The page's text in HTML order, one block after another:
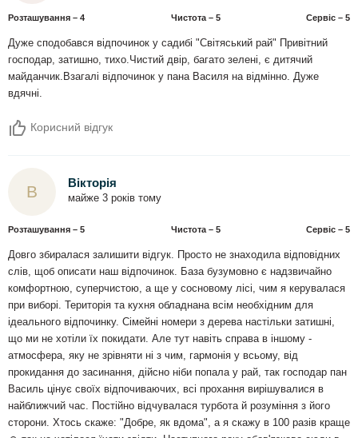
Розташування – 4 Чистота – 5 Сервіс – 5
Дуже сподобався відпочинок у садибі "Світяський рай" Привітний
господар, затишно, тихо.Чистий двір, багато зелені, є дитячий
майданчик.Взагалі відпочинок у пана Василя на відмінно. Дуже
вдячні.
Корисний відгук
В Вікторія
майже 3 років тому
Розташування – 5 Чистота – 5 Сервіс – 5
Довго збиралася залишити відгук. Просто не знаходила відповідних
слів, щоб описати наш відпочинок. База бузумовно є надзвичайно
комфортною, суперчистою, а ще у сосновому лісі, чим я керувалася
при виборі. Територія та кухня обладнана всім необхідним для
ідеального відпочинку. Сімейні номери з дерева настільки затишні,
що ми не хотіли їх покидати. Але тут навіть справа в іншому -
атмосфера, яку не зрівняти ні з чим, гармонія у всьому, від
прокидання до засинання, дійсно ніби попала у рай, так господар пан
Василь цінує своїх відпочиваючих, всі прохання вирішувалися в
найближчий час. Постійно відчувалася турбота й розуміння з його
сторони. Хтось скаже: "Добре, як вдома", а я скажу в 100 разів краще